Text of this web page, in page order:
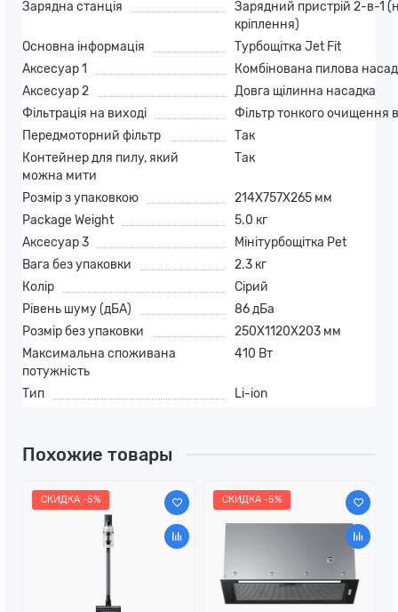
Зарядна станція
Зарядний пристрій 2-в-1
кріплення)
Основна інформація
Турбощітка Jet Fit
Аксесуар 1
Комбінована пилова
Аксесуар 2
Довга щілинна насадка
Фільтрація на виході
Фільтр тонкого очищення
Передмоторний фільтр
Так
Контейнер для пилу, який
можна мити
Так
Розмір з упаковкою
214X757X265 мм
Package Weight
5.0 кг
Аксесуар 3
Мінітурбощітка Pet
Вага без упаковки
2.3 кг
Колір
Сірий
Рівень шуму (дБА)
86 дБа
Розмір без упаковки
250X1120X203 мм
Максимальна споживана
потужність
410 Вт
Тип Li-ion
Похожие товары
СКИДКА -5% СКИДКА -5%